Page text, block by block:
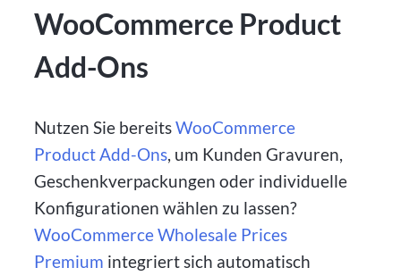
WooCommerce Product
Add-Ons
Nutzen Sie bereitsWooCommerce
Product Add-Ons, um Kunden Gravuren,
Geschenkverpackungen oder individuelle
Konfigurationen wählen zu lassen?
WooCommerce Wholesale Prices
Premium integriert sich automatisch